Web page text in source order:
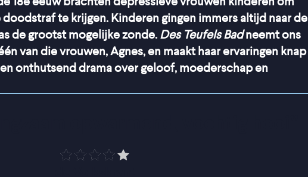
doodstraf te krijgen. Kinderen gingen immers altijd naar de
de grootst mogelijke zonde. Des Teufels Badneemt ons
van die vrouwen, Agnes, en maakt haar ervaringen knap
onthutsend drama over geloof, moederschap en